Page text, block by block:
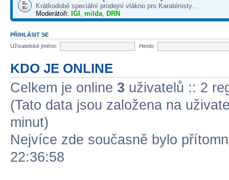
Krátkodobé speciální prodejní vlákno pro Karaténisty...
Moderátoři: IGI , milda, DRN
PŘIHLÁSIT SE
Uživatelské jméno:
Heslo:
KDO JE ONLINE
Celkem je online 3 uživatelů :: 2
(Tato data jsou založena na
minut)
Nejvíce zde současně bylo
22:36:58